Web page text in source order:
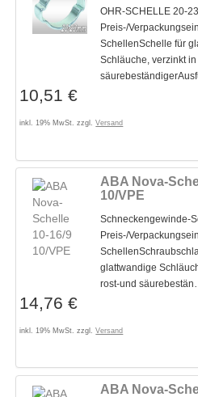
OHR-SCHELLE 20-
Preis-/
SchellenSchelle für
Schläuche, verzinkt in
10,51 €
inkl. 19% MwSt. zzgl.Versand
ABA Nova-
10/VPE
Schneckengewinde-
Preis-/
glattwandige
rost-und
14,76 €
inkl. 19% MwSt. zzgl.Versand
ABA Nova-